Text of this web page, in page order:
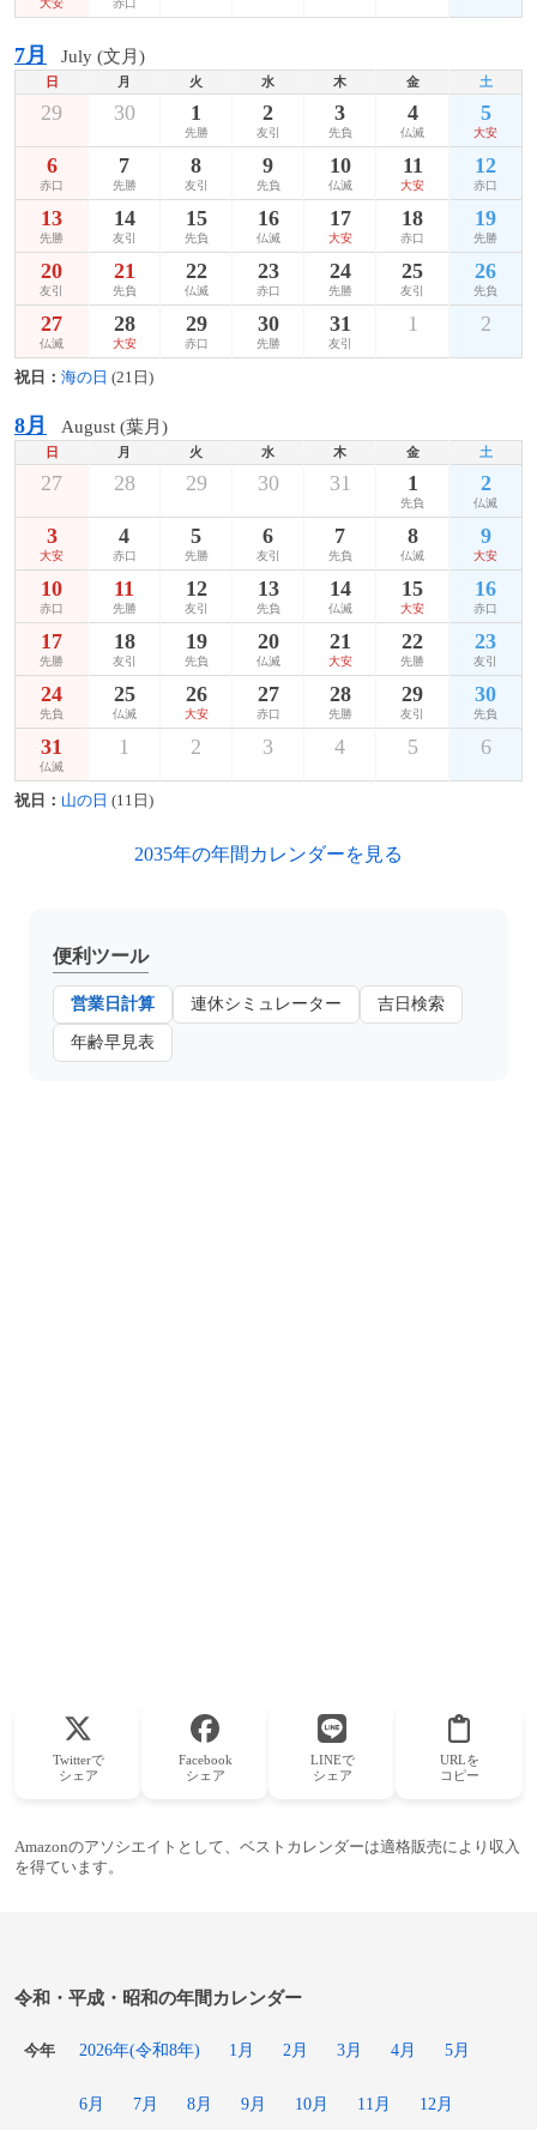
大安 赤口
7月 July (文月)
日 月 火 水 木 金 土
29 30 1
先勝
2
友引
3
先負
4
仏滅
5
大安
6
赤口
7
先勝
8
友引
9
先負
10
仏滅
11
大安
12
赤口
13
先勝
14
友引
15
先負
16
仏滅
17
大安
18
赤口
19
先勝
20
友引
21
先負
22
仏滅
23
赤口
24
先勝
25
友引
26
先負
27
仏滅
28
大安
29
赤口
30
先勝
31
友引
1 2
祝日： 海の日 (21日)
8月 August (葉月)
日 月 火 水 木 金 土
27 28 29 30 31 1
先負
2
仏滅
3
大安
4
赤口
5
先勝
6
友引
7
先負
8
仏滅
9
大安
10
赤口
11
先勝
12
友引
13
先負
14
仏滅
15
大安
16
赤口
17
先勝
18
友引
19
先負
20
仏滅
21
大安
22
先勝
23
友引
24
先負
25
仏滅
26
大安
27
赤口
28
先勝
29
友引
30
先負
31
仏滅
1 2 3 4 5 6
祝日： 山の日 (11日)
2035年の年間カレンダーを見る
便利ツール
営業日計算 連休シミュレーター 吉日検索
年齢早見表
Twitterで
シェア
Facebook
シェア
LINEで
シェア
URLを
コピー
Amazonのアソシエイトとして、ベストカレンダーは適格販売により収入
を得ています。
令和・平成・昭和の年間カレンダー
今年 2026年(令和8年) 1月 2月 3月 4月 5月
6月 7月 8月 9月 10月 11月 12月